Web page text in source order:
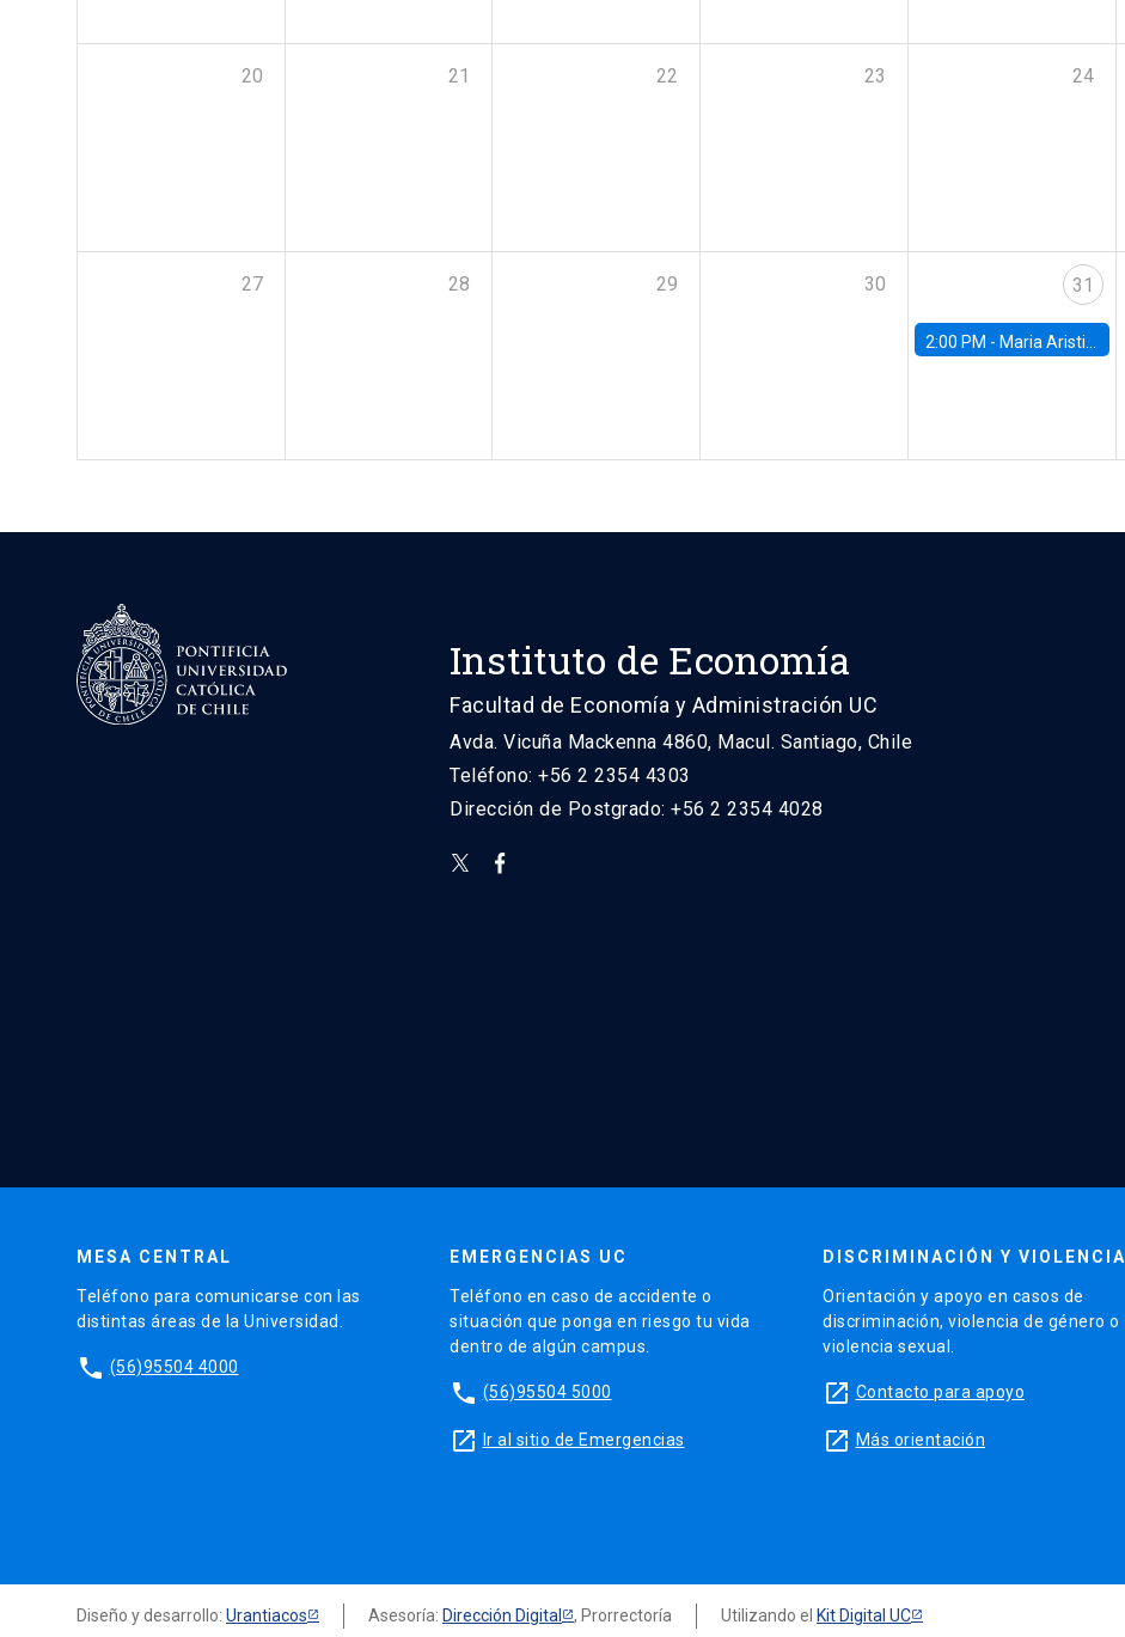
20 21 22 23 24
27 28 29 30 31
2:00 PM - Maria Aristizabal-Ramirez, FED Board
Instituto de Economía
Facultad de Economía y Administración UC
Avda. Vicuña Mackenna 4860, Macul. Santiago, Chile
Teléfono: +56 2 2354 4303
Dirección de Postgrado: +56 2 2354 4028
MESA CENTRAL
Teléfono para comunicarse con las
distintas áreas de la Universidad.
phone (56)95504 4000
EMERGENCIAS UC
Teléfono en caso de accidente o
situación que ponga en riesgo tu vida
dentro de algún campus.
phone (56)95504 5000
launch Ir al sitio de Emergencias
DISCRIMINACIÓN Y VIOLENCIA
Orientación y apoyo en casos de
discriminación, violencia de género o
violencia sexual.
launch Contacto para apoyo
launch Más orientación
Diseño y desarrollo: Urantiacos Asesoría: Dirección Digital , Prorrectoría Utilizando el Kit Digital UC